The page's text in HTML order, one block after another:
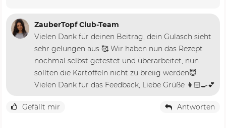
ZauberTopf Club-Team
Vielen Dank für deinen Beitrag, dein Gulasch sieht
sehr gelungen aus 🥰 Wir haben nun das Rezept
nochmal selbst getestet und überarbeitet, nun
sollten die Kartoffeln nicht zu breiig werden😇
Vielen Dank für das Feedback, Liebe Grüße 👩🏻‍🍳💕
Gefällt mir Antworten